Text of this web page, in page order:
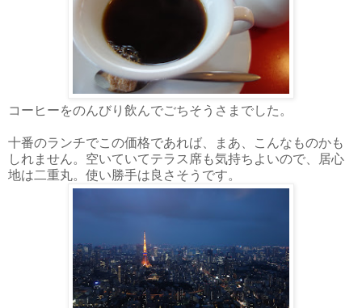
コーヒーをのんびり飲んでごちそうさまでした。
十番のランチでこの価格であれば、まあ、こんなものかも
しれません。空いていてテラス席も気持ちよいので、居心
地は二重丸。使い勝手は良さそうです。